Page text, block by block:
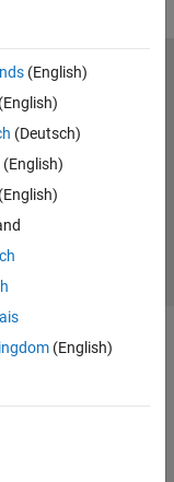
(English)
(Deutsch)
(English)
(English)
(English)
de las aplicaciones